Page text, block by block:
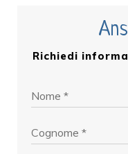
Richiedi